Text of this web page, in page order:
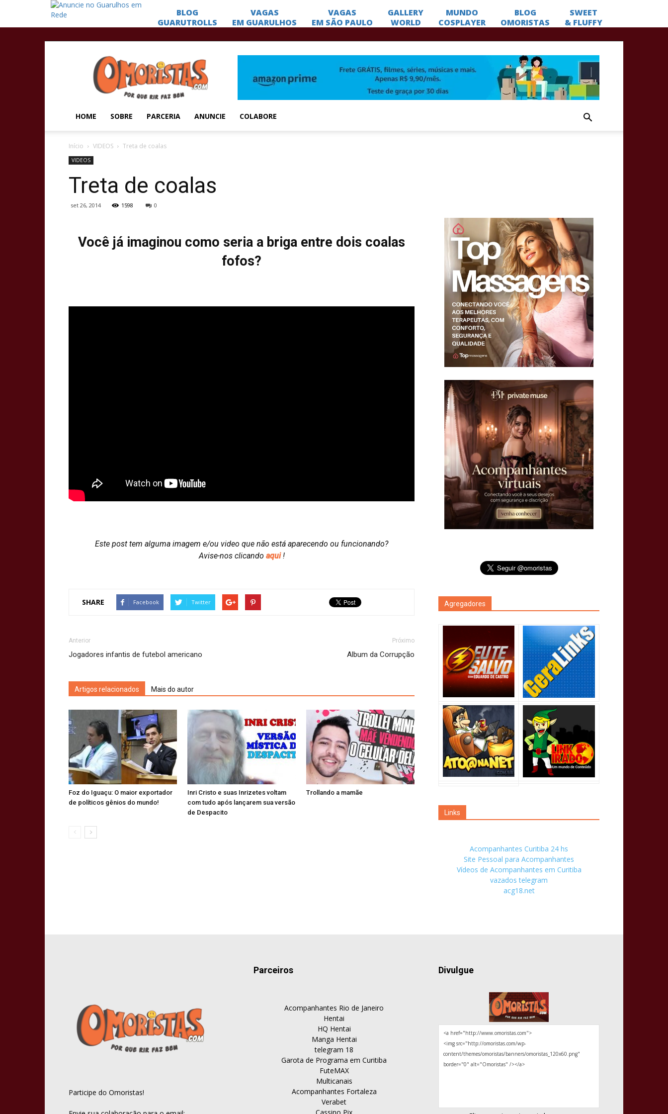
Omoristas
HOME SOBRE PARCERIA ANUNCIE COLABORE
Início VIDEOS Treta de coalas
VIDEOS
Treta de coalas
set 26, 2014 1598 0
Você já imaginou como seria a briga entre dois coalas
fofos?
Este post tem alguma imagem e/ou video que não está aparecendo ou funcionando?
Avise-nos clicando aqui !
SHARE Facebook Twitter
Anterior
Jogadores infantis de futebol americano
Próximo
Album da Corrupção
Artigos relacionados Mais do autor
Foz do Iguaçu: O maior exportador
de políticos gênios do mundo!
Inri Cristo e suas Inrizetes voltam
com tudo após lançarem sua versão
de Despacito
Trollando a mamãe
Agregadores
Links
Acompanhantes Curitiba 24 hs
Site Pessoal para Acompanhantes
Vídeos de Acompanhantes em Curitiba
vazados telegram
acg18.net
Participe do Omoristas!
Parceiros
Acompanhantes Rio de Janeiro
Hentai
HQ Hentai
Manga Hentai
telegram 18
Garota de Programa em Curitiba
FuteMAX
Multicanais
Acompanhantes Fortaleza
Verabet
Divulgue